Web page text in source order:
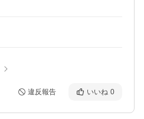
違反報告 いいね 0